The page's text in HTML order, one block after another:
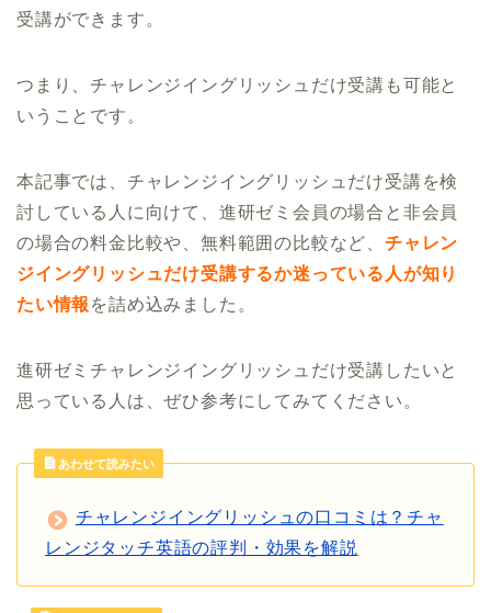
受講ができます。
つまり、チャレンジイングリッシュだけ受講も可能と
いうことです。
本記事では、チャレンジイングリッシュだけ受講を検
討している人に向けて、進研ゼミ会員の場合と非会員
の場合の料金比較や、無料範囲の比較など、 チャレン
ジイングリッシュだけ受講するか迷っている人が知り
たい情報 を詰め込みました。
進研ゼミチャレンジイングリッシュだけ受講したいと
思っている人は、ぜひ参考にしてみてください。
あわせて読みたい
チャレンジイングリッシュの口コミは？チャ
レンジタッチ英語の評判・効果を解説